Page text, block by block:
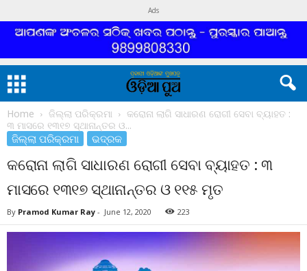
Ads
Home ଜିଲ୍ଲା ପରିକ୍ରମା
କରୋନା ଲାଗି ସାଧାରଣ ରୋଗୀ ସେବା ବ୍ୟାହତ :
୩ ମାସରେ ୧୩୧୭ ସ୍ଥାନାନ୍ତର ଓ...
ଜିଲ୍ଲା ପରିକ୍ରମା ଭଦ୍ରକ
କରୋନା ଲାଗି ସାଧାରଣ ରୋଗୀ ସେବା ବ୍ୟାହତ : ୩
ମାସରେ ୧୩୧୭ ସ୍ଥାନାନ୍ତର ଓ ୧୧୫ ମୃତ
By Pramod Kumar Ray - June 12, 2020 223